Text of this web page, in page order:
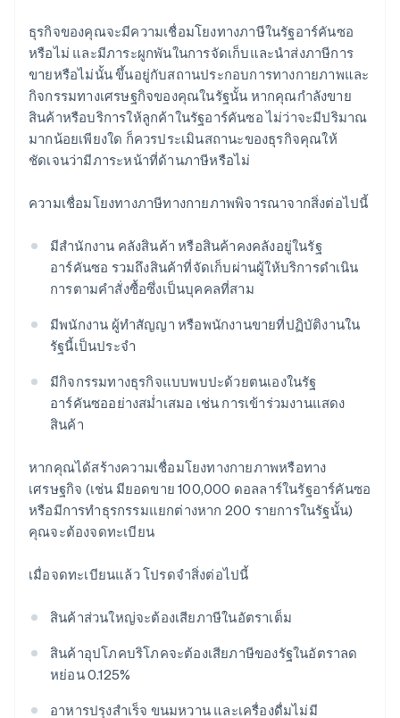
ธุรกิจของคุณจะมีความเชื่อมโยงทางภาษีในรัฐอาร์คันซอ
หรือไม่ และมีภาระผูกพันในการจัดเก็บและนำส่งภาษีการ
ขายหรือไม่นั้น ขึ้นอยู่กับสถานประกอบการทางกายภาพและ
กิจกรรมทางเศรษฐกิจของคุณในรัฐนั้น หากคุณกำลังขาย
สินค้าหรือบริการให้ลูกค้าในรัฐอาร์คันซอ ไม่ว่าจะมีปริมาณ
มากน้อยเพียงใด ก็ควรประเมินสถานะของธุรกิจคุณให้
ชัดเจนว่ามีภาระหน้าที่ด้านภาษีหรือไม่
ความเชื่อมโยงทางภาษีทางกายภาพพิจารณาจากสิ่งต่อไปนี้
มีสำนักงาน คลังสินค้า หรือสินค้าคงคลังอยู่ในรัฐ
อาร์คันซอ รวมถึงสินค้าที่จัดเก็บผ่านผู้ให้บริการดำเนิน
การตามคำสั่งซื้อซึ่งเป็นบุคคลที่สาม
มีพนักงาน ผู้ทำสัญญา หรือพนักงานขายที่ปฏิบัติงานใน
รัฐนี้เป็นประจำ
มีกิจกรรมทางธุรกิจแบบพบปะด้วยตนเองในรัฐ
อาร์คันซออย่างสม่ำเสมอ เช่น การเข้าร่วมงานแสดง
สินค้า
หากคุณได้สร้างความเชื่อมโยงทางกายภาพหรือทาง
เศรษฐกิจ (เช่น มียอดขาย 100,000 ดอลลาร์ในรัฐอาร์คันซอ
หรือมีการทำธุรกรรมแยกต่างหาก 200 รายการในรัฐนั้น)
คุณจะต้องจดทะเบียน
เมื่อจดทะเบียนแล้ว โปรดจำสิ่งต่อไปนี้
สินค้าส่วนใหญ่จะต้องเสียภาษีในอัตราเต็ม
สินค้าอุปโภคบริโภคจะต้องเสียภาษีของรัฐในอัตราลด
หย่อน 0.125%
อาหารปรุงสำเร็จ ขนมหวาน และเครื่องดื่มไม่มี